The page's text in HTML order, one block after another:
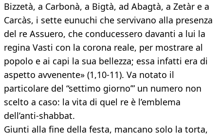
Bizzetà, a Carbonà, a Bigtà, ad Abagtà, a Zetàr e a
Carcàs, i sette eunuchi che servivano alla presenza
del re Assuero, che conducessero davanti a lui la
regina Vasti con la corona reale, per mostrare al
popolo e ai capi la sua bellezza; essa infatti era di
aspetto avvenente» (1,10-11). Va notato il
particolare del “settimo giorno’” un numero non
scelto a caso: la vita di quel re è l’emblema
dell’anti-shabbat.
Giunti alla fine della festa, mancano solo la torta,